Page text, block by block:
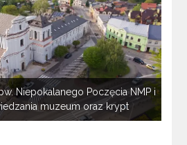
Niepokalanego Poczęcia NMP i
muzeum oraz krypt